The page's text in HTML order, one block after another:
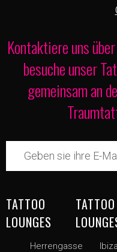
Kontaktiere uns
besuche unser
gemeinsam an
TATTOO
LOUNGES
Herrengasse
TATTOO